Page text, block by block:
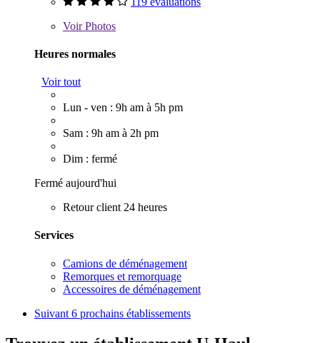
VoirPhotos
Heures normales
Voir tout
Lun - ven : 9h am à 5h pm
Sam : 9h am à 2h pm
Dim : fermé
Fermé aujourd'hui
Retour client 24 heures
Services
Camions de déménagement
Remorques et remorquage
Accessoires de déménagement
Suivant 6 prochains établissements